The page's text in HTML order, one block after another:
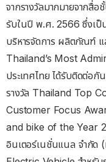
จากรางวัลมากมายจากสื่
รับในปี พ.ศ. 2566 ซึ่งเป็
บริหารจัดการ ผลิตภัณฑ์ แ
Thailand’s Most
ประเทศไทย ได้รับติดต่อ
รางวัล Thailand Top
Customer Focus
and bike of the Year
อินเตอร์เนชั่นแนล จำกัด